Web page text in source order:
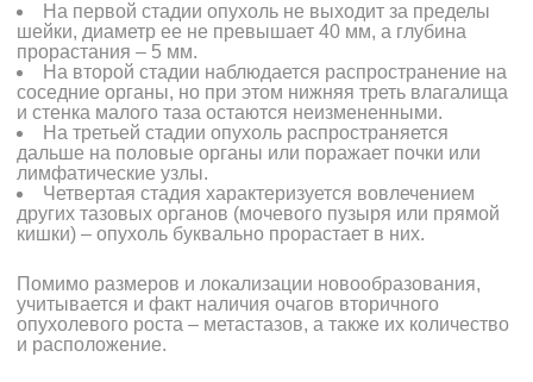
На первой стадии опухоль не выходит за пределы
шейки, диаметр ее не превышает 40 мм, а глубина
прорастания – 5 мм.
На второй стадии наблюдается распространение на
соседние органы, но при этом нижняя треть влагалища
и стенка малого таза остаются неизмененными.
На третьей стадии опухоль распространяется
дальше на половые органы или поражает почки или
лимфатические узлы.
Четвертая стадия характеризуется вовлечением
других тазовых органов (мочевого пузыря или прямой
кишки) – опухоль буквально прорастает в них.
Помимо размеров и локализации новообразования,
учитывается и факт наличия очагов вторичного
опухолевого роста – метастазов, а также их количество
и расположение.